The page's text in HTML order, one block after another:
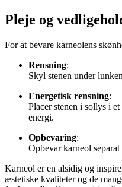
Pleje og
For at bevare karneolens
Rensning:
Skyl stenen under
Energetisk rensning:
Placer stenen i sollys i
energi.
Opbevaring:
Opbevar karneol
Karneol er en alsidig og
æstetiske kvaliteter og de